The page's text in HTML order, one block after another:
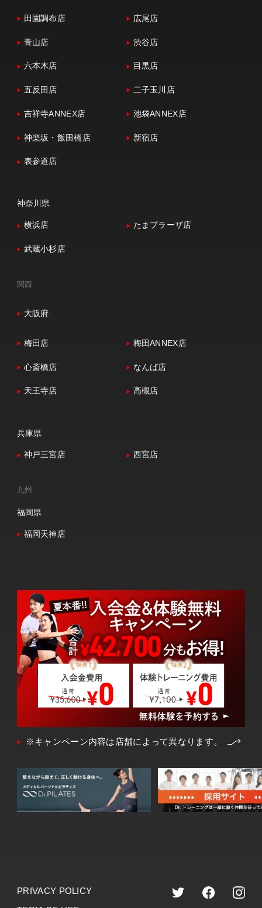
田園調布店 広尾店
青山店 渋谷店
六本木店 目黒店
五反田店 二子玉川店
吉祥寺ANNEX店 池袋ANNEX店
神楽坂・飯田橋店 新宿店
表参道店
神奈川県
横浜店 たまプラーザ店
武蔵小杉店
関西
大阪府
梅田店 梅田ANNEX店
心斎橋店 なんば店
天王寺店 高槻店
兵庫県
神戸三宮店 西宮店
九州
福岡県
福岡天神店
※キャンペーン内容は店舗によって異なります。
PRIVACY POLICY